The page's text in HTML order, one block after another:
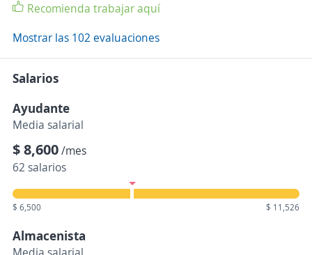
Recomienda trabajar aquí
Mostrar las 102 evaluaciones
Salarios
Ayudante
Media salarial
$ 8,600/mes
62 salarios
$ 6,500 $ 11,526
Almacenista